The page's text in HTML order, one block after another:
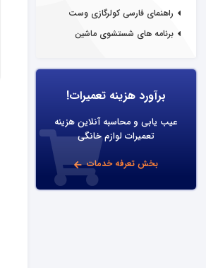
راهنمای فارسی کولرگازی وست
برنامه های شستشوی ماشین
برآورد هزینه تعمیرات!
عیب یابی و محاسبه آنلاین هزینه
تعمیرات لوازم خانگی
بخش تعرفه خدمات